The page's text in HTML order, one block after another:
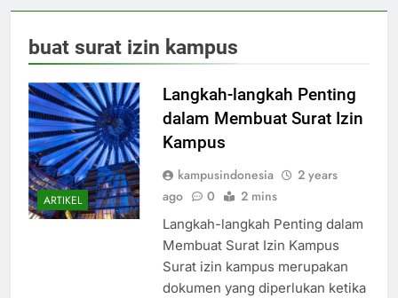
buat surat izin kampus
ARTIKEL
Langkah-langkah Penting
dalam Membuat Surat Izin
Kampus
kampusindonesia
2 years
ago
0 2 mins
Langkah-langkah Penting dalam
Membuat Surat Izin Kampus
Surat izin kampus merupakan
dokumen yang diperlukan ketika